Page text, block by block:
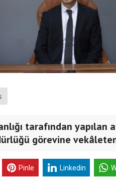
tarafından
görevine
Pinle Linkedin